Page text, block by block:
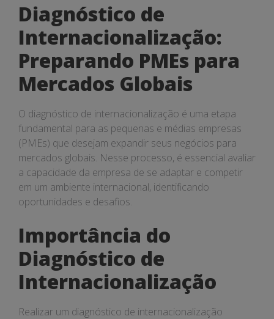
Diagnóstico de
Internacionalização:
Preparando PMEs para
Mercados Globais
O diagnóstico de internacionalização é uma etapa
fundamental para as pequenas e médias empresas
(PMEs) que desejam expandir seus negócios para
mercados globais. Nesse processo, é essencial avaliar
a capacidade da empresa de se adaptar e competir
em um ambiente internacional, identificando
oportunidades e desafios.
Importância do
Diagnóstico de
Internacionalização
Realizar um diagnóstico de internacionalização